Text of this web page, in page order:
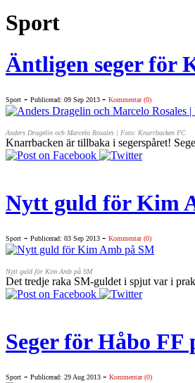
Sport
Äntligen seger för
Sport - Publicerad: 09 Sep 2013 - Kommentar (0)
Anders Dragelin och Marcelo Rosales | Foto: Knarrbacken FC
Knarrbacken är tillbaka i segerspåret!
Nytt guld för Kim
Sport - Publicerad: 03 Sep 2013 - Kommentar (0)
Nytt guld för Kim Amb på SM
Det tredje raka SM-guldet i spjut var i
Seger för Håbo FF
Sport - Publicerad: 29 Aug 2013 - Kommentar (0)